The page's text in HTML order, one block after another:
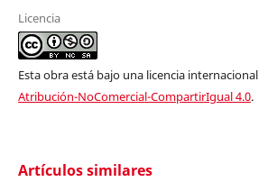
Licencia
Esta obra está bajo una licencia internacional
Atribución-NoComercial-CompartirIgual 4.0.
Artículos similares